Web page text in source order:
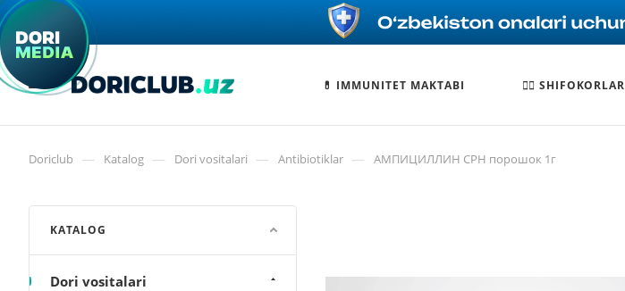
💊 IMMUNITET MAKTABI 🧑‍⚕️ SHIFOKORLAR
Doriclub — Katalog — Dori vositalari — Antibiotiklar — АМПИЦИЛЛИН СРН порошок 1г
KATALOG
Dori vositalari